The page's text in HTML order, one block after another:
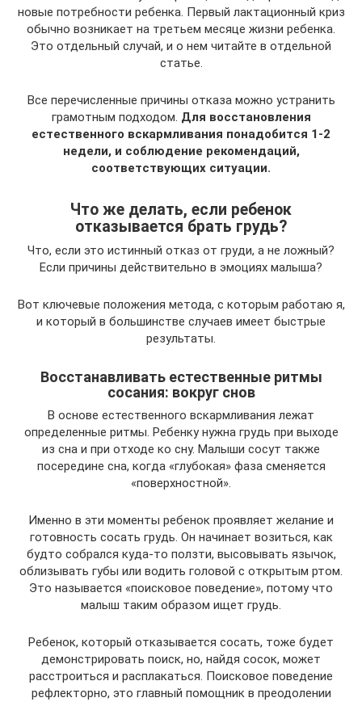
новые потребности ребенка. Первый лактационный криз
обычно возникает на третьем месяце жизни ребенка.
Это отдельный случай, и о нем читайте в отдельной
статье.
Все перечисленные причины отказа можно устранить
грамотным подходом. Для восстановления
естественного вскармливания понадобится 1-2
недели, и соблюдение рекомендаций,
соответствующих ситуации.
Что же делать, если ребенок
отказывается брать грудь?
Что, если это истинный отказ от груди, а не ложный?
Если причины действительно в эмоциях малыша?
Вот ключевые положения метода, с которым работаю я,
и который в большинстве случаев имеет быстрые
результаты.
Восстанавливать естественные ритмы
сосания: вокруг снов
В основе естественного вскармливания лежат
определенные ритмы. Ребенку нужна грудь при выходе
из сна и при отходе ко сну. Малыши сосут также
посередине сна, когда «глубокая» фаза сменяется
«поверхностной».
Именно в эти моменты ребенок проявляет желание и
готовность сосать грудь. Он начинает возиться, как
будто собрался куда-то ползти, высовывать язычок,
облизывать губы или водить головой с открытым ртом.
Это называется «поисковое поведение», потому что
малыш таким образом ищет грудь.
Ребенок, который отказывается сосать, тоже будет
демонстрировать поиск, но, найдя сосок, может
расстроиться и расплакаться. Поисковое поведение
рефлекторно, это главный помощник в преодолении